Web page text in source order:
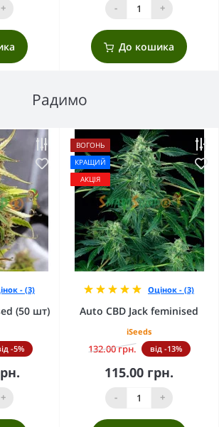
+ - +
До кошика
Радимо
- (3)
(50 шт)
-5%
+
ВОГОНЬ
КРАЩИЙ
АКЦІЯ
Оцінок - (3)
Auto CBD Jack feminised
iSeeds
132.00 грн. від -13%
115.00 грн.
- +